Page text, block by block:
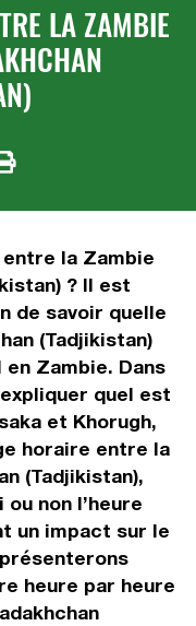
LA ZAMBIE
la Zambie
? Il est
de savoir quelle
(Tadjikistan)
Zambie. Dans
quel est
et Khorugh,
horaire entre la
(Tadjikistan),
non l’heure
un impact sur le
heure par heure